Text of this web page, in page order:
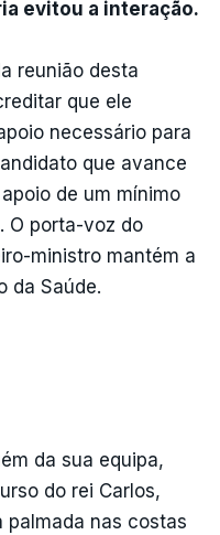
evitou a interação.
reunião desta
que ele
necessário para
que avance
de um mínimo
O porta-voz do
ministro mantém a
da Saúde.
da sua equipa,
do rei Carlos,
palmada nas costas